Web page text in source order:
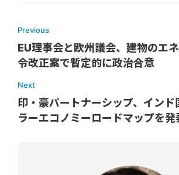
Previous
EU理事会と欧州議会、建物のエ
令改正案で暫定的に政治合意
Next
印・豪パートナーシップ、インド
ラーエコノミーロードマップを発